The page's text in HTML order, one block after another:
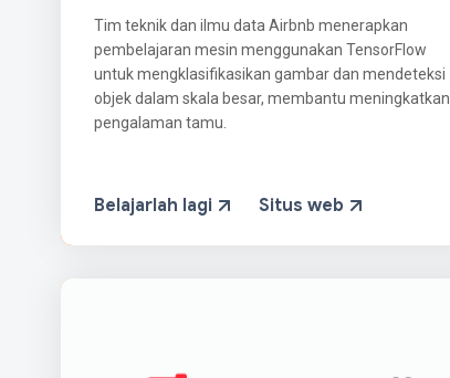
Tim teknik dan ilmu data Airbnb menerapkan
pembelajaran mesin menggunakan TensorFlow
untuk mengklasifikasikan gambar dan mendeteksi
objek dalam skala besar, membantu meningkatkan
pengalaman tamu.
Belajarlah lagi Situs web